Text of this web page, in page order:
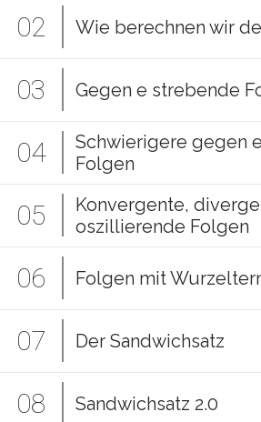
02 Wie berechnen wir
03 Gegen e strebende
04
Schwierigere gegen
Folgen
05
Konvergente,
oszillierende Folgen
06 Folgen mit
07 Der Sandwichsatz
08 Sandwichsatz 2.0